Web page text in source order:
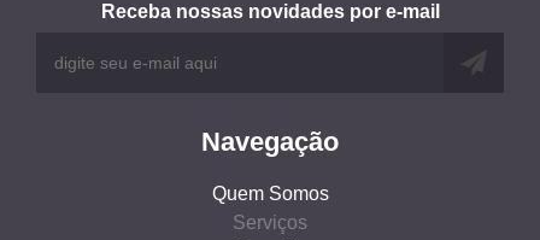
Receba nossas novidades por e-mail
Navegação
Quem Somos
Serviços